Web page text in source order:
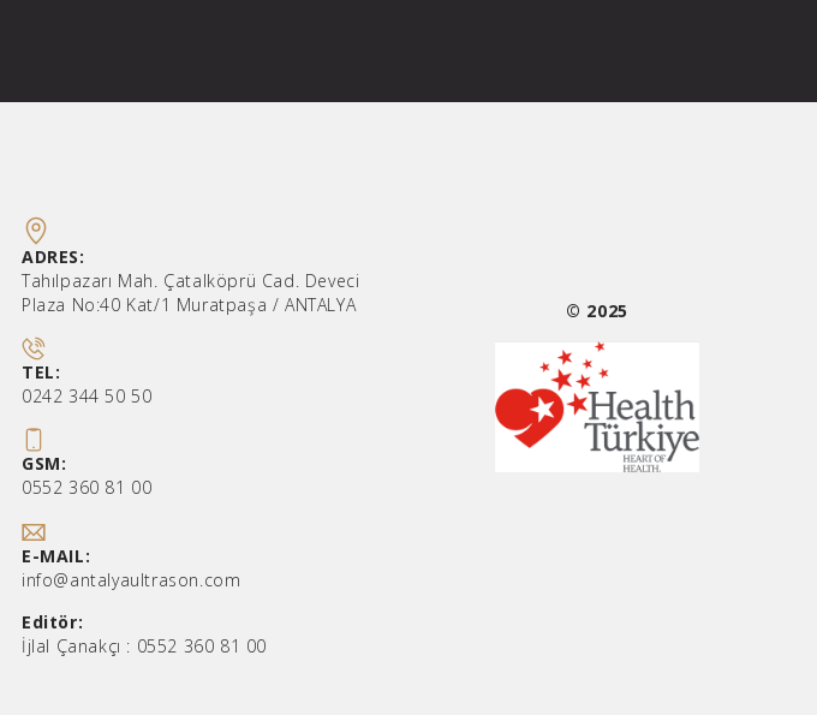
ADRES:
Tahılpazarı Mah. Çatalköprü Cad. Deveci
Plaza No:40 Kat/1 Muratpaşa / ANTALYA
TEL:
0242 344 50 50
GSM:
0552 360 81 00
E-MAIL:
info@antalyaultrason.com
Editör:
İjlal Çanakçı : 0552 360 81 00
© 2025